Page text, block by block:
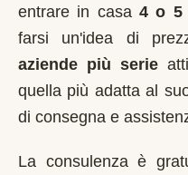
entrare in casa 4 o 5
farsi un'idea di
aziende più serie
quella più adatta al
di consegna e
La consulenza è